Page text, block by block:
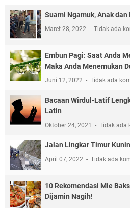
Suami Ngamuk, Anak
Maret 28, 2022 Tidak ada
Embun Pagi: Saat Anda
Maka Anda Menemukan
Juni 12, 2022 Tidak ada
Bacaan Wirdul-Latif
Latin
Oktober 24, 2021 Tidak ada
Jalan Lingkar Timur
April 07, 2022 Tidak ada
10 Rekomendasi Mie
Dijamin Nagih!